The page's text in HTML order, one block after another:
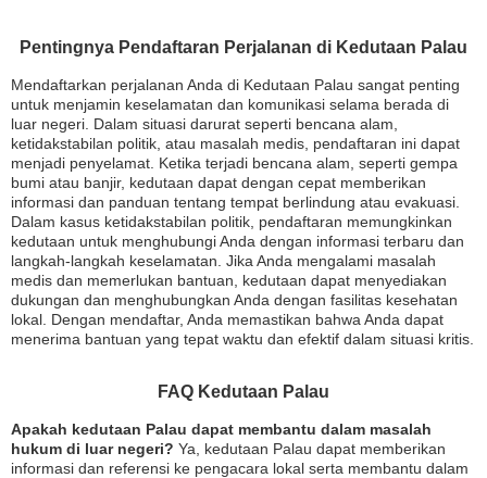
Pentingnya Pendaftaran Perjalanan di Kedutaan Palau
Mendaftarkan perjalanan Anda di Kedutaan Palau sangat penting
untuk menjamin keselamatan dan komunikasi selama berada di
luar negeri. Dalam situasi darurat seperti bencana alam,
ketidakstabilan politik, atau masalah medis, pendaftaran ini dapat
menjadi penyelamat. Ketika terjadi bencana alam, seperti gempa
bumi atau banjir, kedutaan dapat dengan cepat memberikan
informasi dan panduan tentang tempat berlindung atau evakuasi.
Dalam kasus ketidakstabilan politik, pendaftaran memungkinkan
kedutaan untuk menghubungi Anda dengan informasi terbaru dan
langkah-langkah keselamatan. Jika Anda mengalami masalah
medis dan memerlukan bantuan, kedutaan dapat menyediakan
dukungan dan menghubungkan Anda dengan fasilitas kesehatan
lokal. Dengan mendaftar, Anda memastikan bahwa Anda dapat
menerima bantuan yang tepat waktu dan efektif dalam situasi kritis.
FAQ Kedutaan Palau
Apakah kedutaan Palau dapat membantu dalam masalah
hukum di luar negeri? Ya, kedutaan Palau dapat memberikan
informasi dan referensi ke pengacara lokal serta membantu dalam